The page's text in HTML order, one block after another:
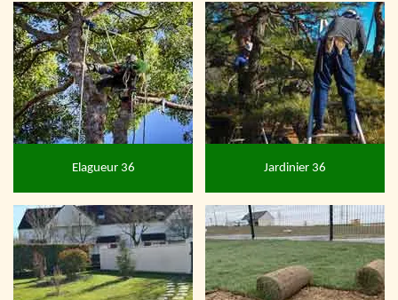
Elagueur 36 Jardinier 36